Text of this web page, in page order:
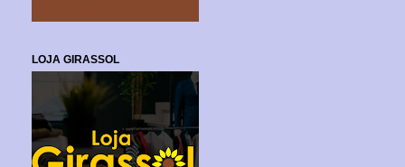
LOJA GIRASSOL